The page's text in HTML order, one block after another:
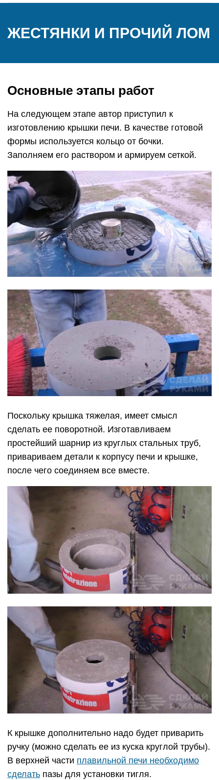
ЖЕСТЯНКИ И ПРОЧИЙ ЛОМ
Основные этапы работ
На следующем этапе автор приступил к
изготовлению крышки печи. В качестве готовой
формы используется кольцо от бочки.
Заполняем его раствором и армируем сеткой.
Поскольку крышка тяжелая, имеет смысл
сделать ее поворотной. Изготавливаем
простейший шарнир из круглых стальных труб,
привариваем детали к корпусу печи и крышке,
после чего соединяем все вместе.
К крышке дополнительно надо будет приварить
ручку (можно сделать ее из куска круглой трубы).
В верхней части плавильной печи необходимо
сделать пазы для установки тигля.